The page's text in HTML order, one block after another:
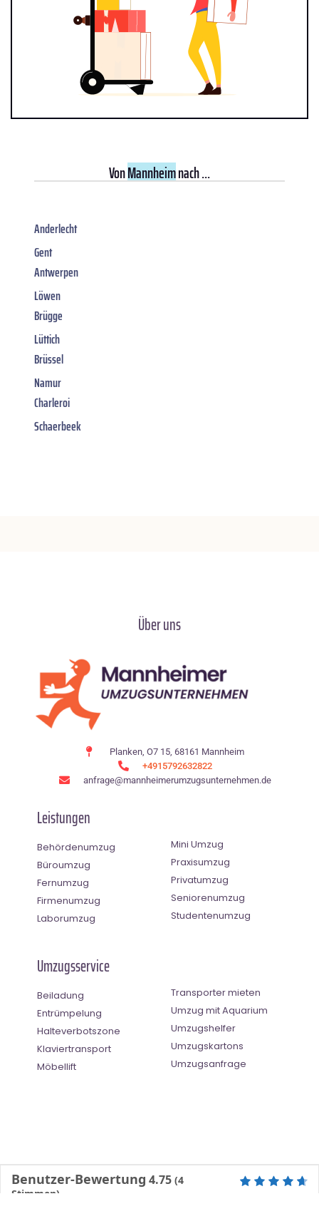
VonMannheimnach ...
Anderlecht
Gent
Antwerpen
Löwen
Brügge
Lüttich
Brüssel
Namur
Charleroi
Schaerbeek
Über uns
Planken, O7 15, 68161 Mannheim
+4915792632822
anfrage@mannheimerumzugsunternehmen.de
Leistungen
Behördenumzug
Büroumzug
Fernumzug
Firmenumzug
Laborumzug
Mini Umzug
Praxisumzug
Privatumzug
Seniorenumzug
Studentenumzug
Umzugsservice
Beiladung
Entrümpelung
Halteverbotszone
Klaviertransport
Möbellift
Transporter mieten
Umzug mit Aquarium
Umzugshelfer
Umzugskartons
Umzugsanfrage
Benutzer-Bewertung 4.75 (4
Stimmen)